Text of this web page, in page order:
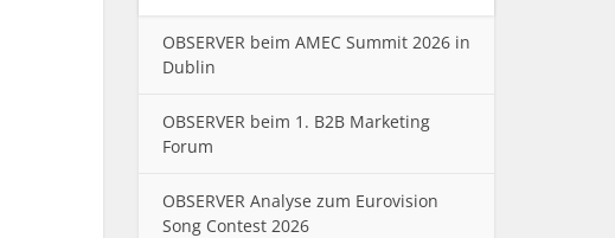
OBSERVER beim AMEC Summit 2026 in
Dublin
OBSERVER beim 1. B2B Marketing
Forum
OBSERVER Analyse zum Eurovision
Song Contest 2026